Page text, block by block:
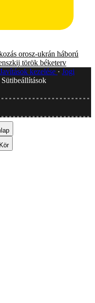
orosz-ukrán háború
török béketerv
Javítások kezelése
Jogi
Sütibeállítások
Kör